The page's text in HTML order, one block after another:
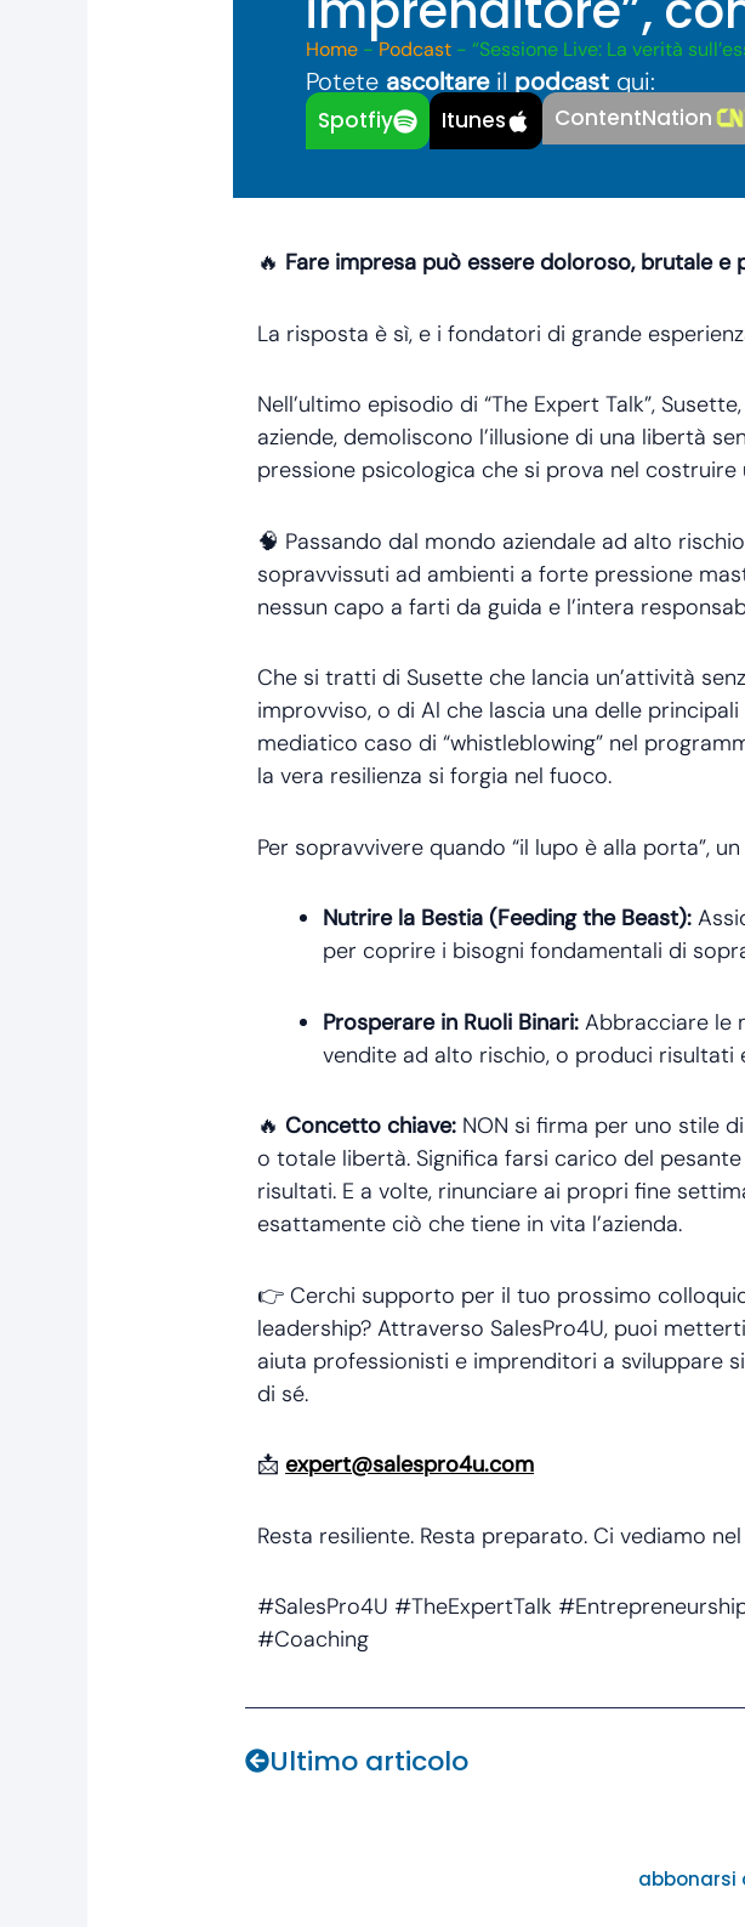
Home -Podcast - “Sessione Live: La verità
Potete ascoltareil podcast qui:
Spotfiy Itunes ContentNation
🔥 Fare impresa può essere doloroso, brutale e
La risposta è sì, e i fondatori di grande
Nell’ultimo episodio di “The Expert Talk”,
aziende, demoliscono l’illusione di una libertà
pressione psicologica che si prova nel costruire
🧠 Passando dal mondo aziendale ad alto
sopravvissuti ad ambienti a forte pressione
nessun capo a farti da guida e l’intera
Che si tratti di Susette che lancia un’attività
improvviso, o di Al che lascia una delle
mediatico caso di “whistleblowing” nel
la vera resilienza si forgia nel fuoco.
Per sopravvivere quando “il lupo è alla porta”,
Nutrire la Bestia (Feeding the Beast):
per coprire i bisogni fondamentali di
Prosperare in Ruoli Binari: Abbracciare le
vendite ad alto rischio, o produci risultati
🔥Concetto chiave: NON si firma per uno stile
o totale libertà. Significa farsi carico del
risultati. E a volte, rinunciare ai propri fine
esattamente ciò che tiene in vita l’azienda.
👉 Cerchi supporto per il tuo prossimo
leadership? Attraverso SalesPro4U, puoi
aiuta professionisti e imprenditori a sviluppare
di sé.
📩 expert@salespro4u.com
Resta resiliente. Resta preparato. Ci vediamo
#SalesPro4U #TheExpertTalk
#Coaching
Ultimo articolo
abbonarsi